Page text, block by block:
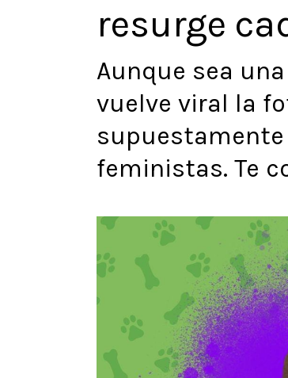
resurge
Aunque sea
vuelve viral la
feministas. Te